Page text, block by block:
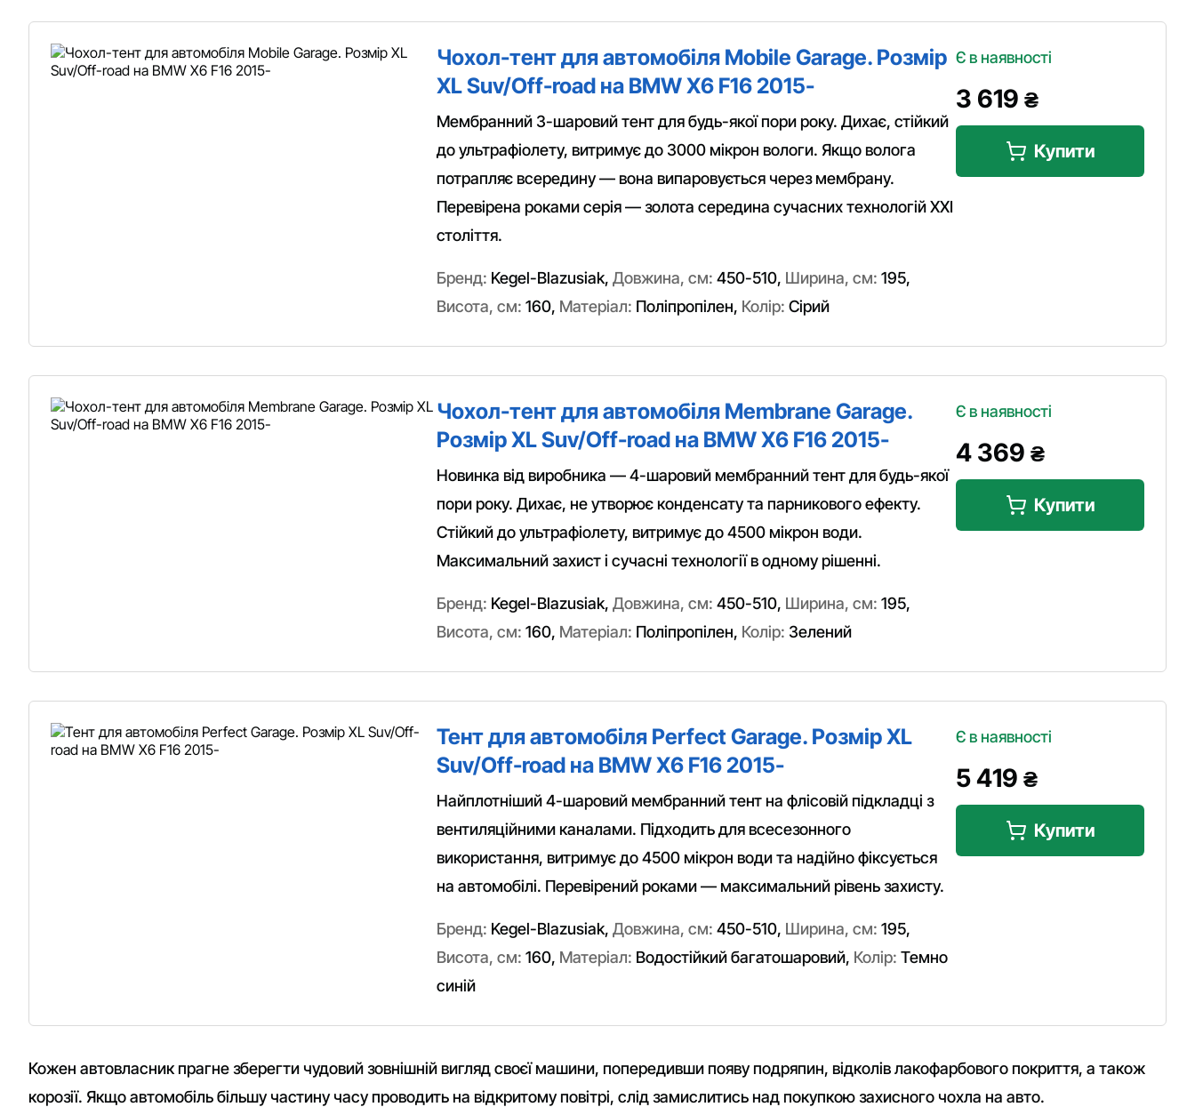
Чохол-тент для автомобіля Mobile Garage. Розмір
XL Suv/Off-road на BMW X6 F16 2015-
Мембранний 3-шаровий тент для будь-якої пори року. Дихає, стійкий
до ультрафіолету, витримує до 3000 мікрон вологи. Якщо волога
потрапляє всередину — вона випаровується через мембрану.
Перевірена роками серія — золота середина сучасних технологій XXI
століття.
Бренд: Kegel-Blazusiak, Довжина, см: 450-510, Ширина, см: 195,
Висота, см: 160, Матеріал: Поліпропілен, Колір: Сірий
Є в наявності
3 619 ₴
Купити
Чохол-тент для автомобіля Membrane Garage.
Розмір XL Suv/Off-road на BMW X6 F16 2015-
Новинка від виробника — 4-шаровий мембранний тент для будь-якої
пори року. Дихає, не утворює конденсату та парникового ефекту.
Стійкий до ультрафіолету, витримує до 4500 мікрон води.
Максимальний захист і сучасні технології в одному рішенні.
Бренд: Kegel-Blazusiak, Довжина, см: 450-510, Ширина, см: 195,
Висота, см: 160, Матеріал: Поліпропілен, Колір: Зелений
Є в наявності
4 369 ₴
Купити
Тент для автомобіля Perfect Garage. Розмір XL
Suv/Off-road на BMW X6 F16 2015-
Найплотніший 4-шаровий мембранний тент на флісовій підкладці з
вентиляційними каналами. Підходить для всесезонного
використання, витримує до 4500 мікрон води та надійно фіксується
на автомобілі. Перевірений роками — максимальний рівень захисту.
Бренд: Kegel-Blazusiak, Довжина, см: 450-510, Ширина, см: 195,
Висота, см: 160, Матеріал: Водостійкий багатошаровий, Колір: Темно
синій
Є в наявності
5 419 ₴
Купити
Кожен автовласник прагне зберегти чудовий зовнішній вигляд своєї машини, попередивши появу подряпин, відколів лакофарбового покриття, а також
корозії. Якщо автомобіль більшу частину часу проводить на відкритому повітрі, слід замислитись над покупкою захисного чохла на авто.